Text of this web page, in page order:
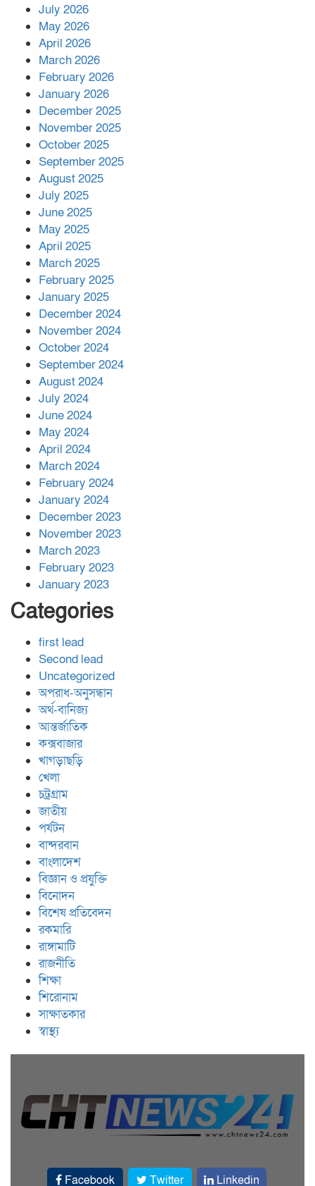
পর ফোন তারেক রহমানের,গ্যাস সঙ্কট
সহায়তা দিলেন সাচিং প্রু জেরী
July 2026
May 2026
April 2026
March 2026
February 2026
January 2026
December 2025
November 2025
October 2025
September 2025
August 2025
July 2025
June 2025
May 2025
April 2025
March 2025
February 2025
January 2025
December 2024
November 2024
October 2024
September 2024
August 2024
July 2024
June 2024
May 2024
April 2024
March 2024
February 2024
January 2024
December 2023
November 2023
March 2023
February 2023
January 2023
Categories
first lead
Second lead
Uncategorized
অপরাধ-অনুসন্ধান
অর্থ-বানিজ্য
আন্তর্জাতিক
কক্সবাজার
খাগড়াছড়ি
খেলা
চট্রগ্রাম
জাতীয়
পর্যটন
বান্দরবান
বাংলাদেশ
বিজ্ঞান ও প্রযুক্তি
বিনোদন
বিশেষ প্রতিবেদন
রকমারি
রাঙ্গামাটি
রাজনীতি
শিক্ষা
শিরোনাম
সাক্ষাতকার
স্বাস্থ্য
Facebook Twitter Linkedin